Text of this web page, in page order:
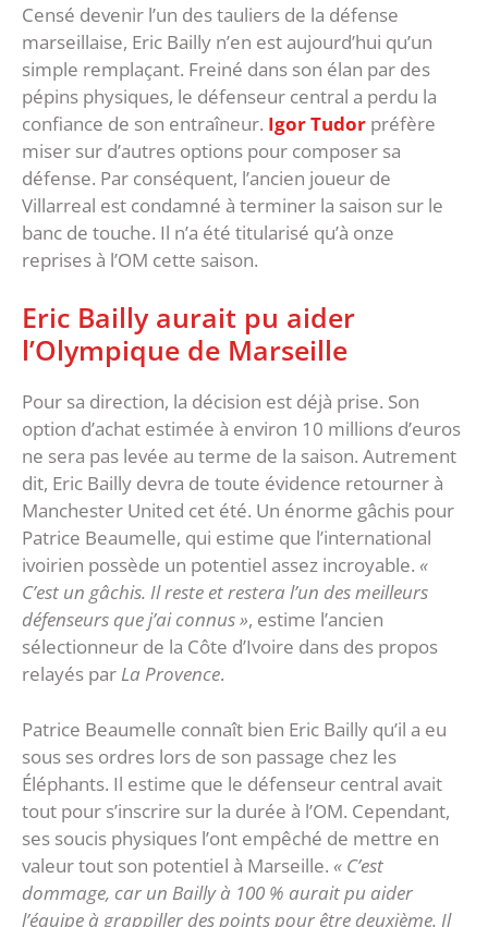
Censé devenir l’un des tauliers de la défense
marseillaise, Eric Bailly n’en est aujourd’hui qu’un
simple remplaçant. Freiné dans son élan par des
pépins physiques, le défenseur central a perdu la
confiance de son entraîneur. Igor Tudor préfère
miser sur d’autres options pour composer sa
défense. Par conséquent, l’ancien joueur de
Villarreal est condamné à terminer la saison sur le
banc de touche. Il n’a été titularisé qu’à onze
reprises à l’OM cette saison.
Eric Bailly aurait pu aider
l’Olympique de Marseille
Pour sa direction, la décision est déjà prise. Son
option d’achat estimée à environ 10 millions d’euros
ne sera pas levée au terme de la saison. Autrement
dit, Eric Bailly devra de toute évidence retourner à
Manchester United cet été. Un énorme gâchis pour
Patrice Beaumelle, qui estime que l’international
ivoirien possède un potentiel assez incroyable. «
C’est un gâchis. Il reste et restera l’un des meilleurs
défenseurs que j’ai connus », estime l’ancien
sélectionneur de la Côte d’Ivoire dans des propos
relayés par La Provence.
Patrice Beaumelle connaît bien Eric Bailly qu’il a eu
sous ses ordres lors de son passage chez les
Éléphants. Il estime que le défenseur central avait
tout pour s’inscrire sur la durée à l’OM. Cependant,
ses soucis physiques l’ont empêché de mettre en
valeur tout son potentiel à Marseille. « C’est
dommage, car un Bailly à 100 % aurait pu aider
l’équipe à grappiller des points pour être deuxième. Il